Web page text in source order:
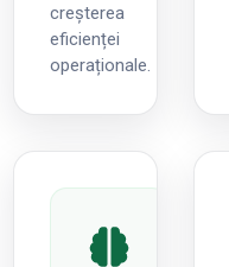
creșterea
eficienței
operaționale.